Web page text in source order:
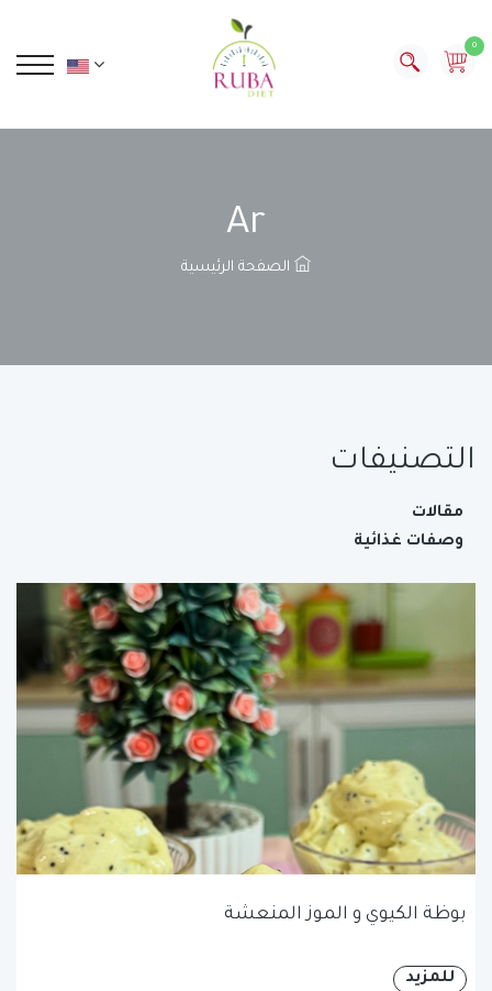
0
Ar
الصفحة الرئيسية
التصنيفات
مقالات
وصفات غذائية
بوظة الكيوي و الموز المنعشة
للمزيد